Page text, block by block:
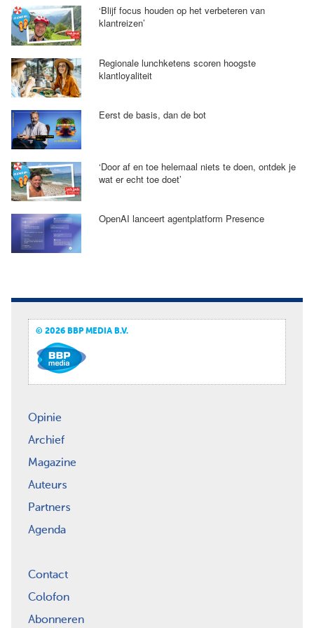
‘Blijf focus houden op het verbeteren van
klantreizen’
Regionale lunchketens scoren hoogste
klantloyaliteit
Eerst de basis, dan de bot
‘Door af en toe helemaal niets te doen, ontdek je
wat er echt toe doet’
OpenAI lanceert agentplatform Presence
© 2026 BBP MEDIA B.V.
Opinie
Archief
Magazine
Auteurs
Partners
Agenda
Contact
Colofon
Abonneren